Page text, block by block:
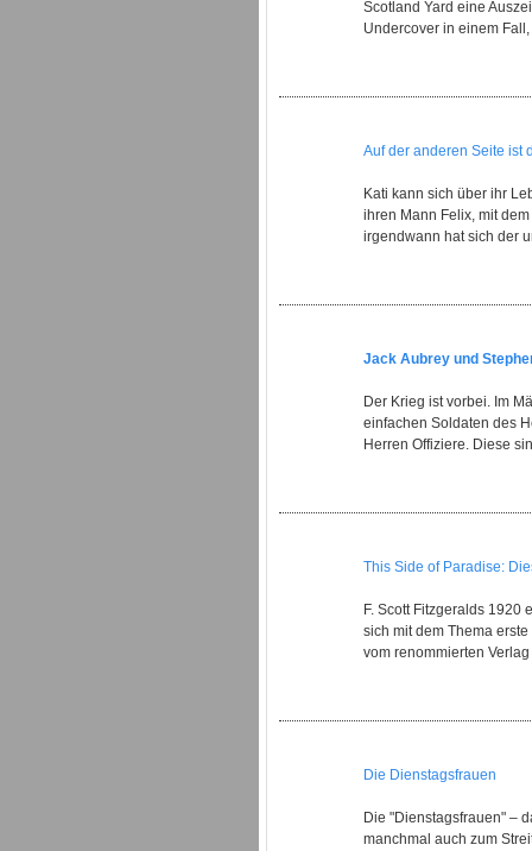
Scotland Yard eine
Undercover in einem
Auf der anderen Seite ist
Kati kann sich über ihr
ihren Mann Felix, mit
irgendwann hat sich der
Jack Aubrey und
Der Krieg ist vorbei. Im
einfachen Soldaten des
Herren Offiziere. Diese
This Side of Paradise:
F. Scott Fitzgeralds 1920
sich mit dem Thema
vom renommierten
Die Dienstagsfrauen
Die "Dienstagsfrauen" –
manchmal auch zum